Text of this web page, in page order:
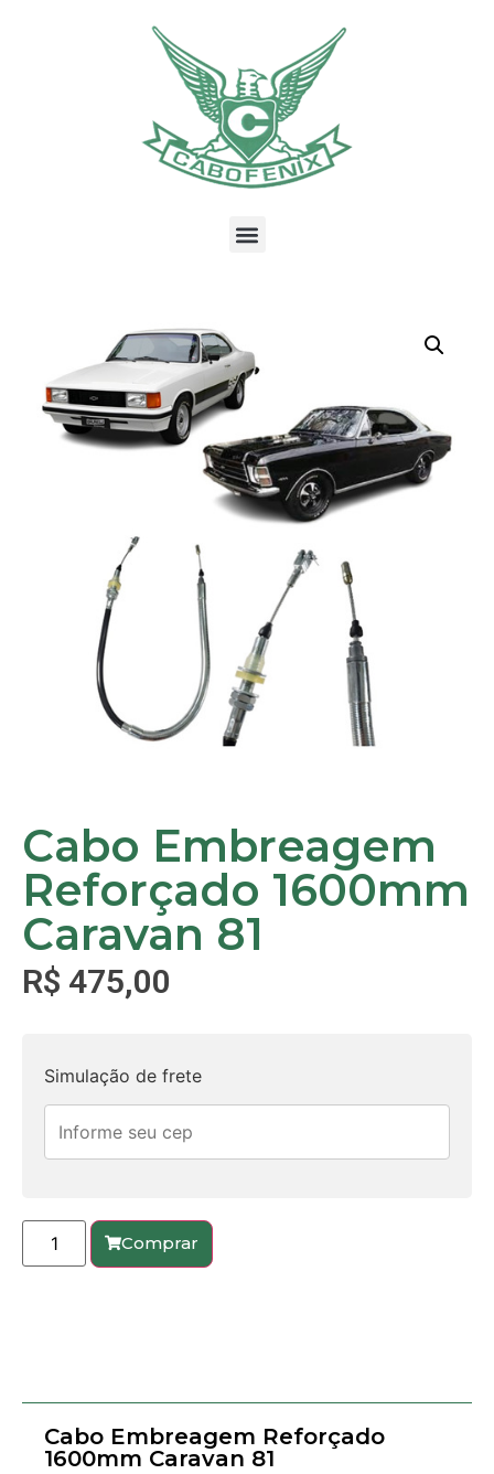
Cabo Embreagem
Reforçado 1600mm
Caravan 81
R$ 475,00
Simulação de frete
Comprar
Cabo Embreagem Reforçado
1600mm Caravan 81